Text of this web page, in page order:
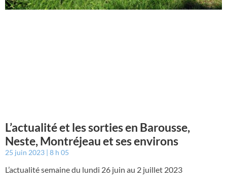
L’actualité et les sorties en Barousse,
Neste, Montréjeau et ses environs
25 juin 2023 8 h 05
L’actualité semaine du lundi 26 juin au 2 juillet 2023